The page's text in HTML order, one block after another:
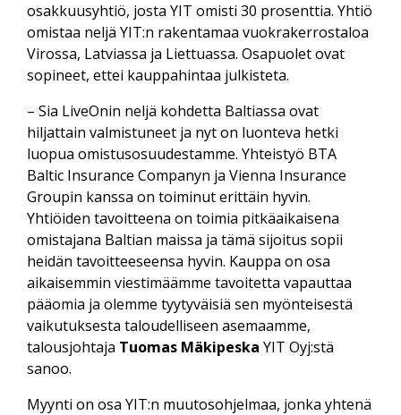
osakkuusyhtiö, josta YIT omisti 30 prosenttia. Yhtiö
omistaa neljä YIT:n rakentamaa vuokrakerrostaloa
Virossa, Latviassa ja Liettuassa. Osapuolet ovat
sopineet, ettei kauppahintaa julkisteta.
– Sia LiveOnin neljä kohdetta Baltiassa ovat
hiljattain valmistuneet ja nyt on luonteva hetki
luopua omistusosuudestamme. Yhteistyö BTA
Baltic Insurance Companyn ja Vienna Insurance
Groupin kanssa on toiminut erittäin hyvin.
Yhtiöiden tavoitteena on toimia pitkäaikaisena
omistajana Baltian maissa ja tämä sijoitus sopii
heidän tavoitteeseensa hyvin. Kauppa on osa
aikaisemmin viestimäämme tavoitetta vapauttaa
pääomia ja olemme tyytyväisiä sen myönteisestä
vaikutuksesta taloudelliseen asemaamme,
talousjohtaja Tuomas Mäkipeska YIT Oyj:stä
sanoo.
Myynti on osa YIT:n muutosohjelmaa, jonka yhtenä